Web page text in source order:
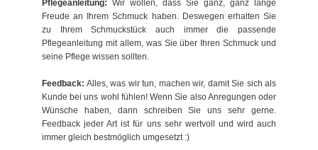
Pflegeanleitung: Wir wollen, dass Sie ganz, ganz lange
Freude an Ihrem Schmuck haben. Deswegen erhalten Sie
zu Ihrem Schmuckstück auch immer die passende
Pflegeanleitung mit allem, was Sie über Ihren Schmuck und
seine Pflege wissen sollten.
Feedback: Alles, was wir tun, machen wir, damit Sie sich als
Kunde bei uns wohl fühlen! Wenn Sie also Anregungen oder
Wünsche haben, dann schreiben Sie uns sehr gerne.
Feedback jeder Art ist für uns sehr wertvoll und wird auch
immer gleich bestmöglich umgesetzt :)